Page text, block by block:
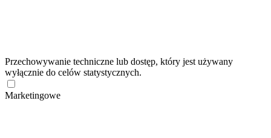
Przechowywanie techniczne lub dostęp, który jest używany
wyłącznie do celów statystycznych.
Marketingowe